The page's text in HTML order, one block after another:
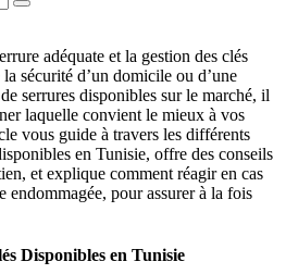
adéquate et la gestion des clés
sécurité d’un domicile ou d’une
serrures disponibles sur le marché, il
laquelle convient le mieux à vos
vous guide à travers les différents
en Tunisie, offre des conseils
et explique comment réagir en cas
endommagée, pour assurer à la fois
Disponibles en Tunisie